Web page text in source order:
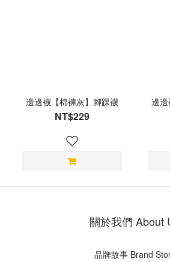
邊邊襪【棉褲灰】腳踝襪
NT$229
邊
關於我們 About
品牌故事 Brand